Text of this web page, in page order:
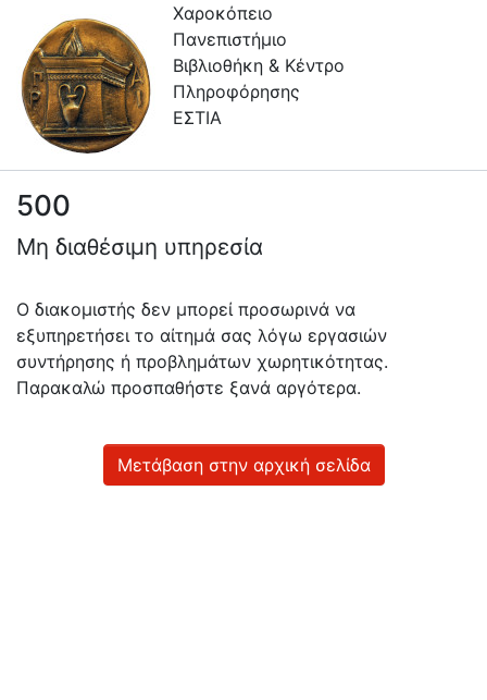
Χαροκόπειο
Πανεπιστήμιο
Βιβλιοθήκη & Κέντρο
Πληροφόρησης
ΕΣΤΙΑ
Πληροφορίες
Επικοινωνία
Υπηρεσίες
Αυτοαπόθεσης
Ανοιχτά
Δεδομένα
500
Μη διαθέσιμη υπηρεσία
Ο διακομιστής δεν μπορεί προσωρινά να
εξυπηρετήσει το αίτημά σας λόγω εργασιών
συντήρησης ή προβλημάτων χωρητικότητας.
Παρακαλώ προσπαθήστε ξανά αργότερα.
Μετάβαση στην αρχική σελίδα